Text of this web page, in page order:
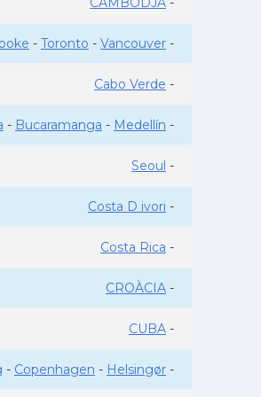
- Toronto - Vancouver -
Cabo Verde -
- Bucaramanga - Medellín -
Seoul -
Costa D ivori -
Costa Rica -
CROÀCIA -
CUBA -
- Copenhagen - Helsingør -